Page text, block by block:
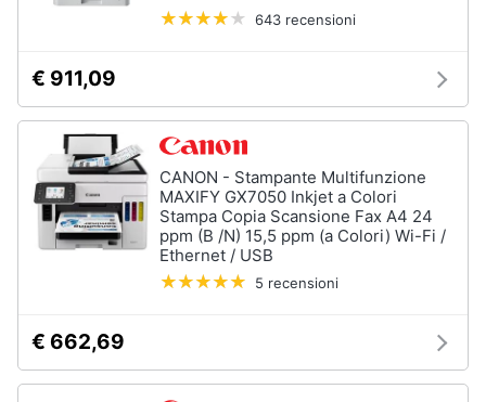
643 recensioni
€ 911,09
CANON - Stampante Multifunzione
MAXIFY GX7050 Inkjet a Colori
Stampa Copia Scansione Fax A4 24
ppm (B /N) 15,5 ppm (a Colori) Wi-Fi /
Ethernet / USB
5 recensioni
€ 662,69